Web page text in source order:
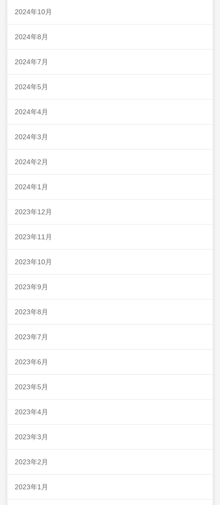
2024年10月
2024年8月
2024年7月
2024年5月
2024年4月
2024年3月
2024年2月
2024年1月
2023年12月
2023年11月
2023年10月
2023年9月
2023年8月
2023年7月
2023年6月
2023年5月
2023年4月
2023年3月
2023年2月
2023年1月